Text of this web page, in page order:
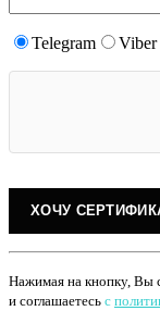
Telegram Viber
Нажимая на кнопку, Вы
и соглашаетесь с